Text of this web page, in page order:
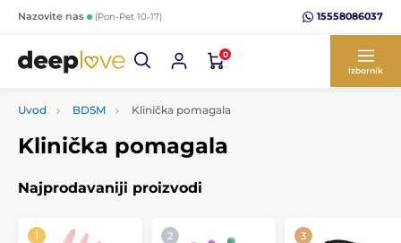
Nazovite nas (Pon-Pet 10-17) 15558086037
0
Izbornik
Uvod BDSM Klinička pomagala
Klinička pomagala
Najprodavaniji proizvodi